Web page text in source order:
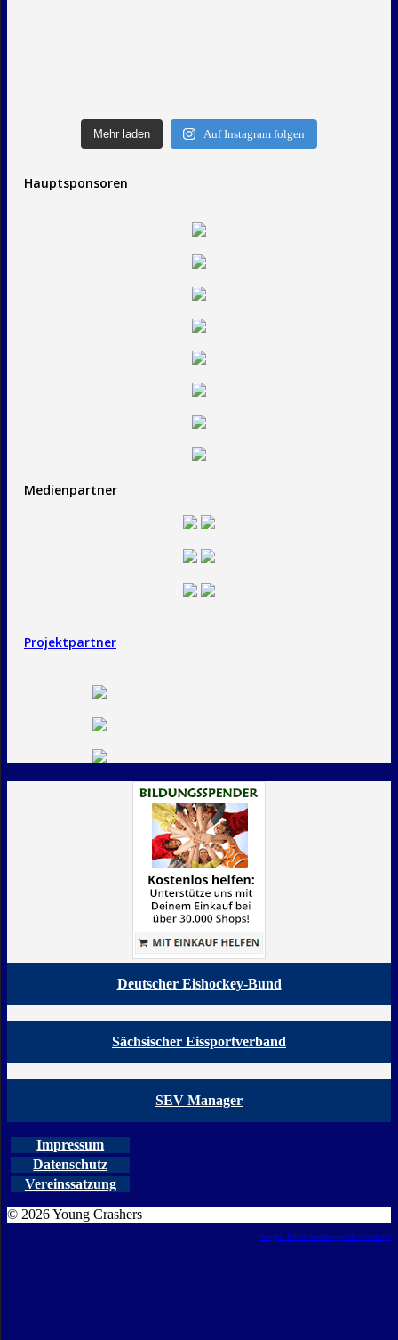
Mehr laden Auf Instagram folgen
Hauptsponsoren
Medienpartner
Projektpartner
Deutscher Eishockey-Bund
Sächsischer Eissportverband
SEV Manager
Impressum
Datenschutz
Vereinssatzung
© 2026 Young Crashers
design: future werbeagentur chemnitz